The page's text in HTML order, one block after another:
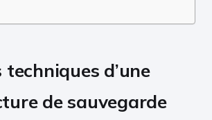
techniques d’une
de sauvegarde